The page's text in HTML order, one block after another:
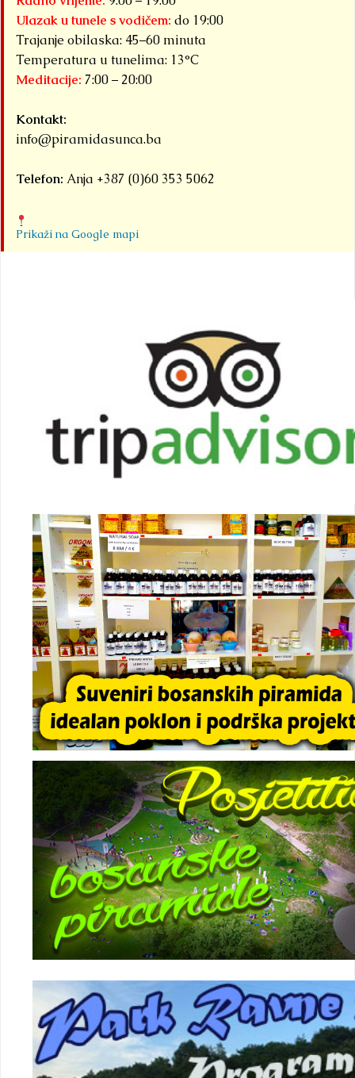
Ulazak u tunele s vodičem: do 19:00
Trajanje obilaska: 45–60 minuta
Temperatura u tunelima: 13°C
Meditacije: 7:00 – 20:00
Kontakt:
info@piramidasunca.ba
Telefon: Anja +387 (0)60 353 5062
Prikaži na Google mapi